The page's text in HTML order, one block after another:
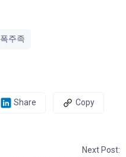
폭주족
Share Copy
Next Post: